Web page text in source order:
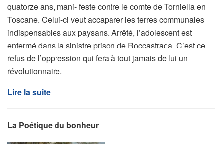
quatorze ans, mani- feste contre le comte de Torniella en
Toscane. Celui-ci veut accaparer les terres communales
indispensables aux paysans. Arrêté, l’adolescent est
enfermé dans la sinistre prison de Roccastrada. C’est ce
refus de l’oppression qui fera à tout jamais de lui un
révolutionnaire.
Lire la suite
La Poétique du bonheur